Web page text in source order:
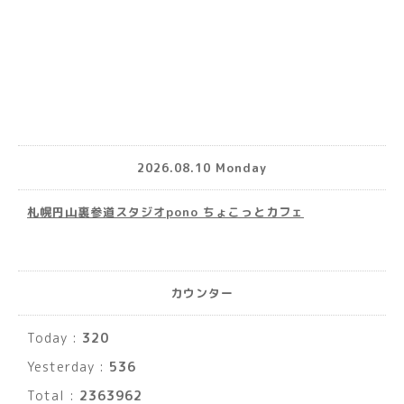
2026.08.10 Monday
札幌円山裏参道スタジオpono ちょこっとカフェ
カウンター
Today : 320
Yesterday : 536
Total : 2363962